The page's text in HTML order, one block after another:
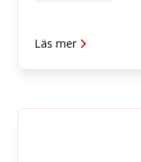
Läs mer